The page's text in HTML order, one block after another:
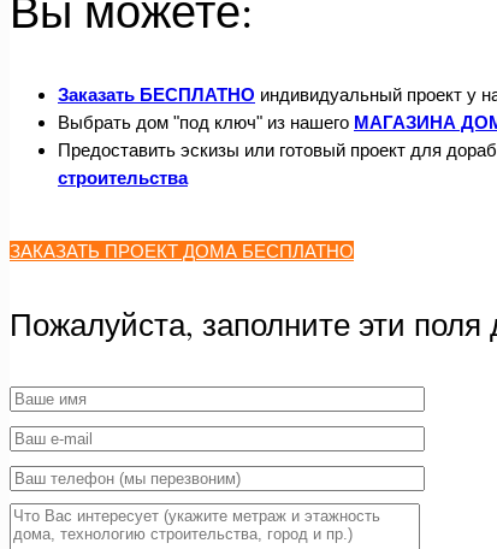
Заказать БЕСПЛАТНО индивидуальный проект у
Выбрать дом "под ключ" из нашего МАГАЗИНА
Предоставить эскизы или готовый проект для
строительства
ЗАКАЗАТЬ ПРОЕКТ ДОМА БЕСПЛАТНО
Пожалуйста, заполните эти